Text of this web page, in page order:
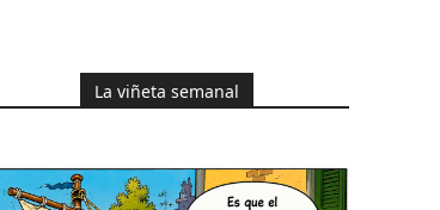
La viñeta semanal